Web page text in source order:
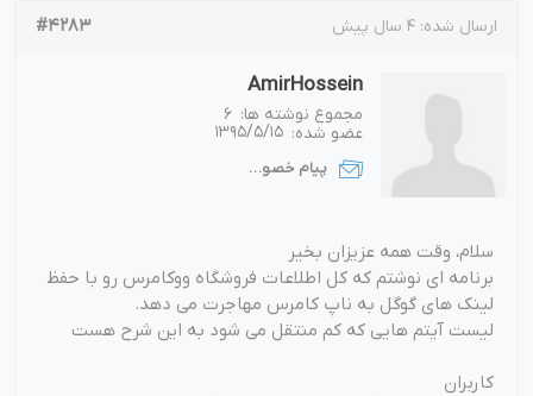
ارسال شده: 4 سال پیش #4283
AmirHossein
مجموع نوشته ها: 6
عضو شده: 1395/5/15
پیام خصوصی
سلام، وقت همه عزیزان بخیر
برنامه ای نوشتم که کل اطلاعات فروشگاه ووکامرس رو با حفظ
لینک های گوگل به ناپ کامرس مهاجرت می دهد.
لیست آیتم هایی که کم منتقل می شود به این شرح هست
کاربران